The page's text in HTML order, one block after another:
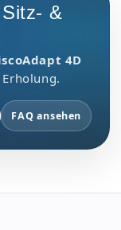
&
4D
FAQ ansehen